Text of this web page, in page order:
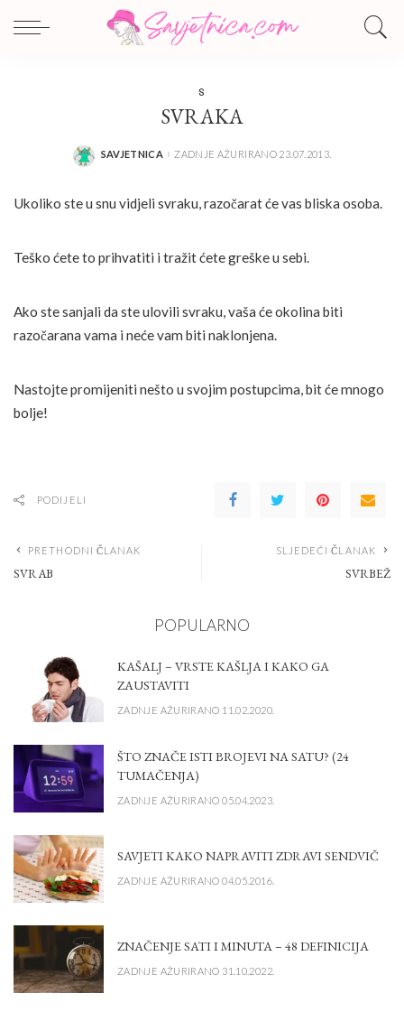
S
SVRAKA
POSTED
SAVJETNICA ZADNJE AŽURIRANO 23.07.2013.
Ukoliko ste u snu vidjeli svraku, razočarat će vas bliska osoba.
Teško ćete to prihvatiti i tražit ćete greške u sebi.
Ako ste sanjali da ste ulovili svraku, vaša će okolina biti
razočarana vama i neće vam biti naklonjena.
Nastojte promijeniti nešto u svojim postupcima, bit će mnogo
bolje!
PODIJELI
PRETHODNI ČLANAK
SVRAB
SLJEDEĆI ČLANAK
SVRBEŽ
POPULARNO
KAŠALJ – VRSTE KAŠLJA I KAKO GA
ZAUSTAVITI
ZADNJE AŽURIRANO 11.02.2020.
ŠTO ZNAČE ISTI BROJEVI NA SATU? (24
TUMAČENJA)
ZADNJE AŽURIRANO 05.04.2023.
SAVJETI KAKO NAPRAVITI ZDRAVI SENDVIČ
ZADNJE AŽURIRANO 04.05.2016.
ZNAČENJE SATI I MINUTA – 48 DEFINICIJA
ZADNJE AŽURIRANO 31.10.2022.